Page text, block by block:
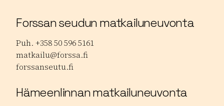
Forssan seudun matkailuneuvonta
Puh. +358 50 596 5161
matkailu@forssa.fi
forssanseutu.fi
Hämeenlinnan matkailuneuvonta